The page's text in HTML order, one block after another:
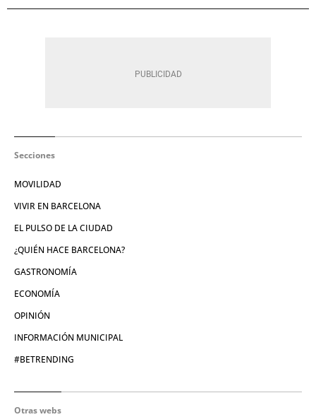
Secciones
MOVILIDAD
VIVIR EN BARCELONA
EL PULSO DE LA CIUDAD
¿QUIÉN HACE BARCELONA?
GASTRONOMÍA
ECONOMÍA
OPINIÓN
INFORMACIÓN MUNICIPAL
#BETRENDING
Otras webs